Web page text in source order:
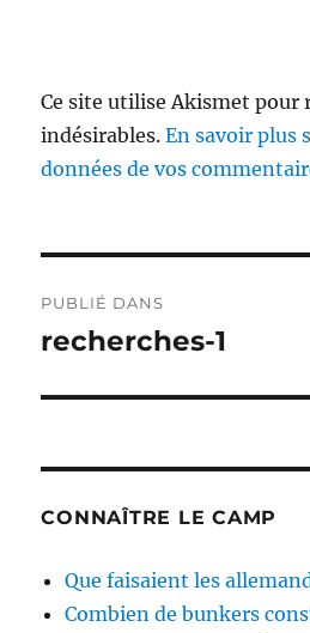
Ce site utilise Akismet pour
indésirables.En savoir plus
données de vos
de
PUBLIÉ DANS
recherches-1
CONNAÎTRE LE CAMP
Que faisaient les
Combien de bunkers